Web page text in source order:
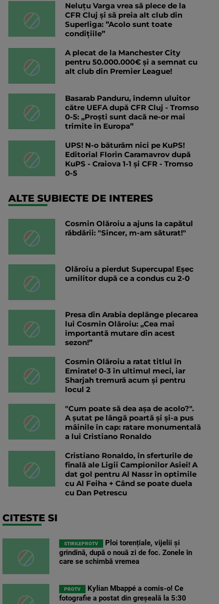
Neluțu Varga vrea să plece de la
CFR Cluj și să preia alt club din
Superliga: ”Acolo sunt toate
condițiile”
A plecat de la Manchester City
pentru 50.000.000€ și a semnat cu
alt club din Premier League!
Basarab Panduru, îndemn uluitor
către UEFA după CFR Cluj - Tromso
0-5: „Proști sunt dacă ne-or mai
trimite în Europa”
UPS! N-o băturăm nici pe KuPS!
Editorial Florin Caramavrov după
KuPS - Craiova 1-1 și CFR - Tromso
0-5
ALTE SUBIECTE DE INTERES
Cosmin Olăroiu a ajuns la capătul
răbdării: "Sincer, m-am săturat!"
Olăroiu a pierdut Supercupa! Eșec
umilitor după ce a condus cu 2-0
Presa din Arabia deplânge plecarea
lui Cosmin Olăroiu: „Cea mai
importantă mutare din acest
sezon!”
Cosmin Olăroiu a ratat titlul în
Emirate! 0-3 în ultimul meci, iar
Sharjah tremură acum și pentru
locul 2
"Cum poate să dea așa de acolo?".
A șutat pe lângă poartă și și-a pus
mâinile în cap: ratare monumentală
a lui Cristiano Ronaldo
Cristiano Ronaldo, în sferturile de
finală ale Ligii Campionilor Asiei! A
dat gol pentru Al Nassr în optimile
cu Al Feiha + Când se poate duela
cu Dan Petrescu
CITESTE SI
STIRILEPROTV
Ploi torențiale, vijelii și
grindină, după o nouă zi de foc. Zonele în
care se schimbă vremea
PROTV
Kylian Mbappé a comis-o! Ce
fotografie a postat din greșeală la 5:30